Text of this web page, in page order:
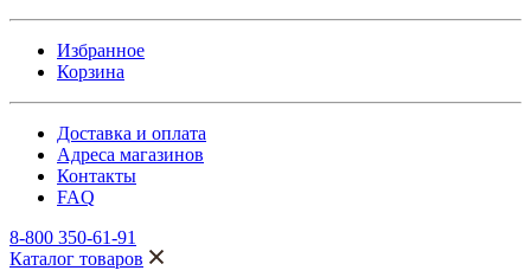
Избранное
Корзина
Доставка и оплата
Адреса магазинов
Контакты
FAQ
8-800 350-61-91
Каталог товаров